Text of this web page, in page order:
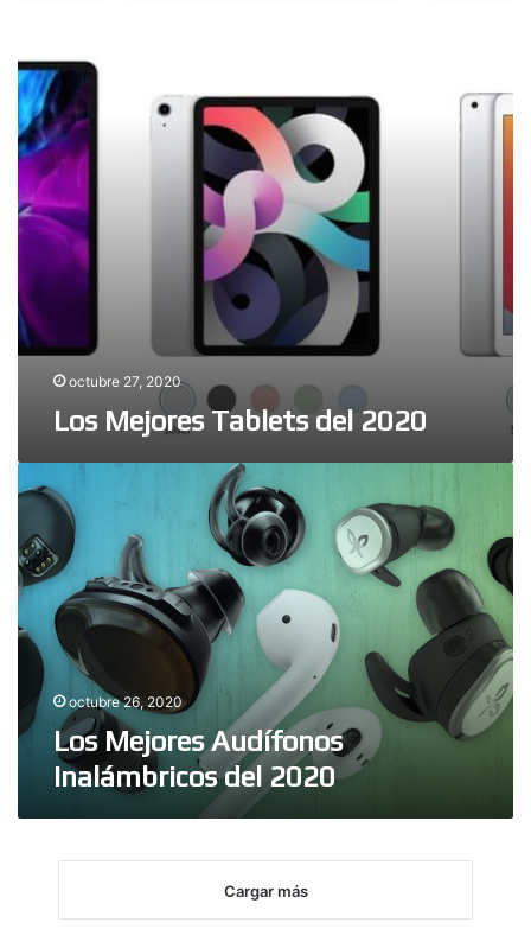
octubre 27, 2020
Los Mejores Tablets del 2020
Mejores
Audífonos
Inalámbricos
del
2020
octubre 26, 2020
Los Mejores Audífonos
Inalámbricos del 2020
Cargar más